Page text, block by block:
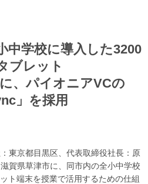
中学校に導入した3200
ブレット
、パイオニアVCの
」を採用
東京都目黒区、代表取締役社長：原
賀県草津市に、同市内の全小中学校
ト端末を授業で活用するための仕組